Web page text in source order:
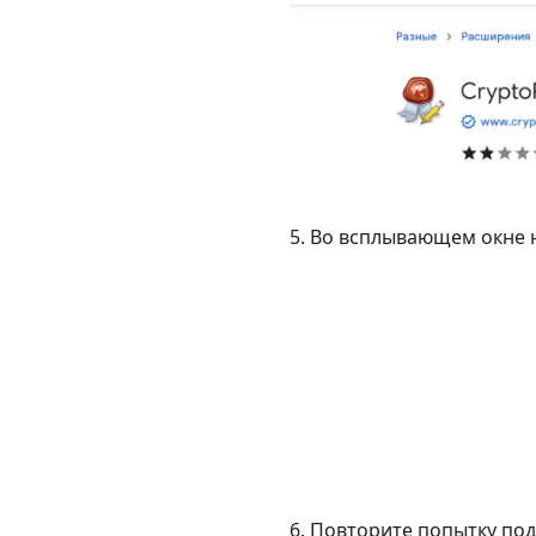
5. Во всплывающем окне
6. Повторите попытку